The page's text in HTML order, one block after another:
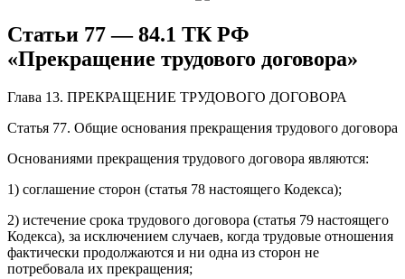
Статьи 77 — 84.1 ТК РФ
«Прекращение трудового договора»
Глава 13. ПРЕКРАЩЕНИЕ ТРУДОВОГО ДОГОВОРА
Статья 77. Общие основания прекращения трудового договора
Основаниями прекращения трудового договора являются:
1) соглашение сторон (статья 78 настоящего Кодекса);
2) истечение срока трудового договора (статья 79 настоящего
Кодекса), за исключением случаев, когда трудовые отношения
фактически продолжаются и ни одна из сторон не
потребовала их прекращения;